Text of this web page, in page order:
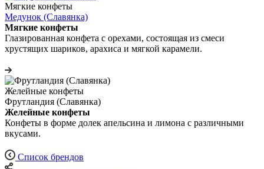
Мягкие конфеты
Медунок (Славянка)
Мягкие конфеты
Глазированная конфета с орехами, состоящая из смеси
хрустящих шариков, арахиса и мягкой карамели.
Желейные конфеты
Фрутландия (Славянка)
Желейные конфеты
Конфеты в форме долек апельсина и лимона с различными
вкусами.
Список брендов